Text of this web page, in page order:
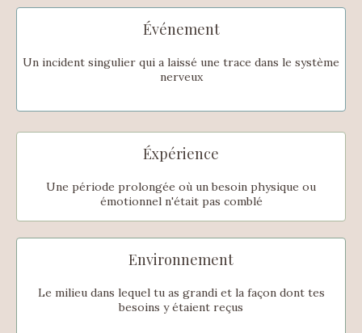
Événement
Un incident singulier qui a laissé une trace dans le système
nerveux
Éxpérience
Une période prolongée où un besoin physique ou
émotionnel n'était pas comblé
Environnement
Le milieu dans lequel tu as grandi et la façon dont tes
besoins y étaient reçus